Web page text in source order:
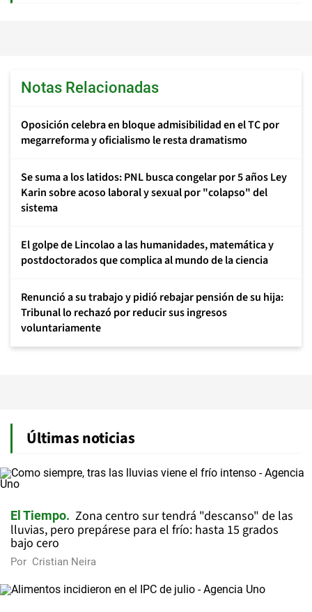
Notas Relacionadas
Oposición celebra en bloque admisibilidad en el TC por
megarreforma y oficialismo le resta dramatismo
Se suma a los latidos: PNL busca congelar por 5 años Ley
Karin sobre acoso laboral y sexual por "colapso" del
sistema
El golpe de Lincolao a las humanidades, matemática y
postdoctorados que complica al mundo de la ciencia
Renunció a su trabajo y pidió rebajar pensión de su hija:
Tribunal lo rechazó por reducir sus ingresos
voluntariamente
Últimas noticias
El Tiempo
Zona centro sur tendrá "descanso" de las
lluvias, pero prepárese para el frío: hasta 15 grados
bajo cero
Por Cristian Neira